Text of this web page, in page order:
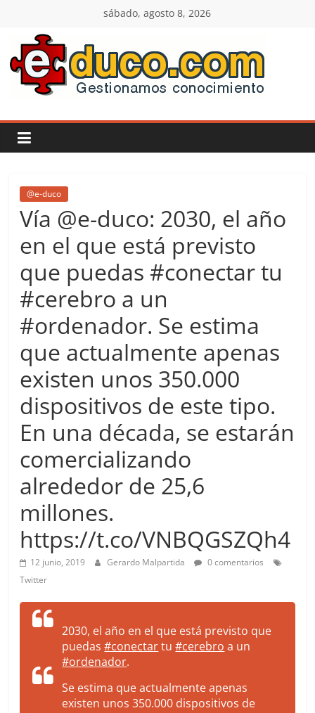
contenido
sábado, agosto 8, 2026
E-
duco:
Gestión
del
Conocimiento
Learn
more.
Do
more.
Be
more.
@e-duco
Vía @e-duco: 2030, el año
en el que está previsto
que puedas #conectar tu
#cerebro a un
#ordenador. Se estima
que actualmente apenas
existen unos 350.000
dispositivos de este tipo.
En una década, se estarán
comercializando
alrededor de 25,6
millones.
https://t.co/VNBQGSZQh4
12 junio, 2019 Gerardo Malpartida
0 comentarios
Twitter
2030, el año en el que está previsto que
puedas#conectartu#cerebro a un
#ordenador.
Se estima que actualmente apenas
existen unos 350.000 dispositivos de